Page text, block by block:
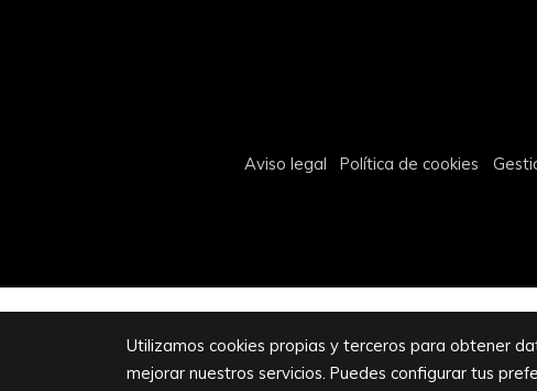
Aviso legal Política de cookies
Utilizamos cookies propias y terceros para obtener
mejorar nuestros servicios. Puedes configurar tus